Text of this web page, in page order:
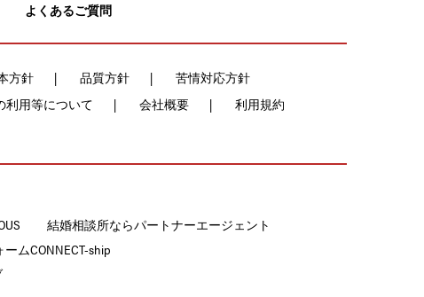
よくあるご質問
方針 品質方針
苦情対応方針
利用等について 会社概要
利用規約
結婚相談所ならパートナーエージェント
ムCONNECT-ship